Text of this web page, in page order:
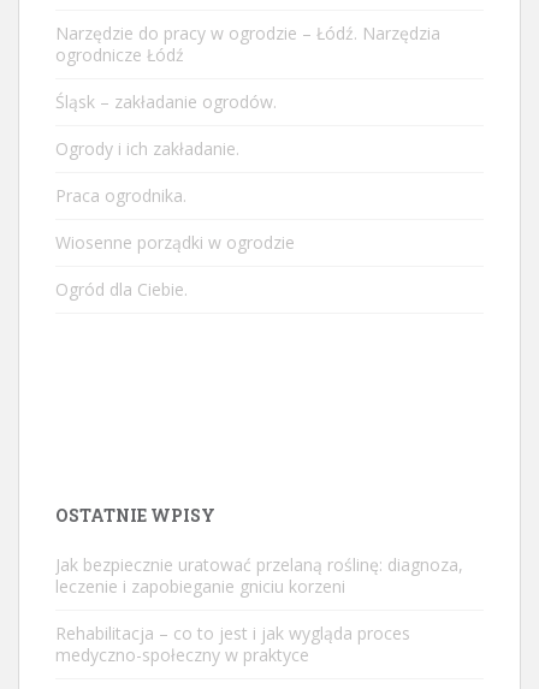
Narzędzie do pracy w ogrodzie – Łódź. Narzędzia
ogrodnicze Łódź
Śląsk – zakładanie ogrodów.
Ogrody i ich zakładanie.
Praca ogrodnika.
Wiosenne porządki w ogrodzie
Ogród dla Ciebie.
OSTATNIE WPISY
Jak bezpiecznie uratować przelaną roślinę: diagnoza,
leczenie i zapobieganie gniciu korzeni
Rehabilitacja – co to jest i jak wygląda proces
medyczno-społeczny w praktyce